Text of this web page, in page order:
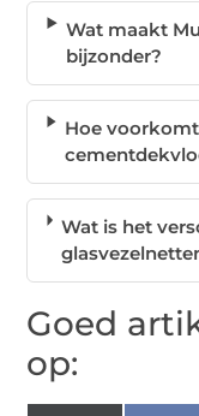
Wat maakt
bijzonder?
Hoe
Wat is het
Goed
op: